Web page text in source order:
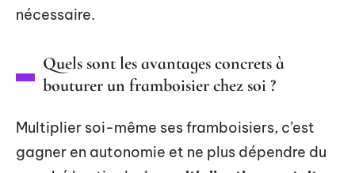
nécessaire.
Quels sont les avantages concrets à
bouturer un framboisier chez soi ?
Multiplier soi-même ses framboisiers, c’est
gagner en autonomie et ne plus dépendre du